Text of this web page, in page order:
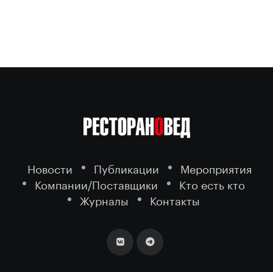
Новости Публикации
Мероприятия
Компании/Поставщики
Кто есть кто
Журналы
Контакты